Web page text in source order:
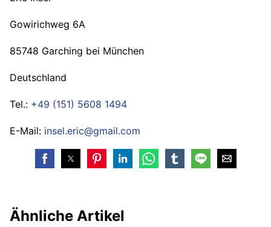
Gowirichweg 6A
85748 Garching bei München
Deutschland
Tel.: +49 (151) 5608 1494
E-Mail: insel.eric@gmail.com
Ähnliche Artikel